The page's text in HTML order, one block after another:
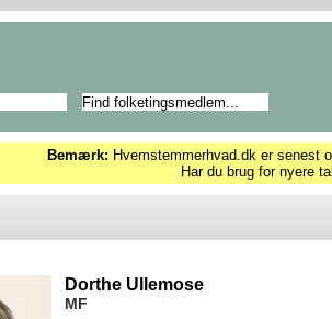
Bemærk: Hvemstemmerhvad.dk er senest
Har du brug for nyere
Dorthe Ullemose
MF